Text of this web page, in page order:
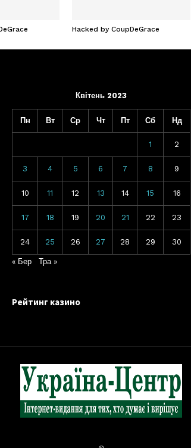
Hacked by CoupDeGrace
Квітень 2023
Пн Вт Ср Чт Пт Сб Нд
1 2
3 4 5 6 7 8 9
10 11 12 13 14 15 16
17 18 19 20 21 22 23
24 25 26 27 28 29 30
« Бер Тра »
Рейтинг казино